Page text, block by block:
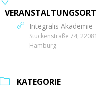
VERANSTALTUNGSORT
Integralis Akademie
Stückenstraße 74, 22081
Hamburg
KATEGORIE